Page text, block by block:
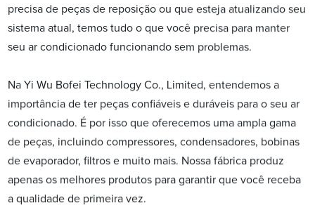
precisa de peças de reposição ou que esteja atualizando seu
sistema atual, temos tudo o que você precisa para manter
seu ar condicionado funcionando sem problemas.
Na Yi Wu Bofei Technology Co., Limited, entendemos a
importância de ter peças confiáveis e duráveis para o seu ar
condicionado. É por isso que oferecemos uma ampla gama
de peças, incluindo compressores, condensadores, bobinas
de evaporador, filtros e muito mais. Nossa fábrica produz
apenas os melhores produtos para garantir que você receba
a qualidade de primeira vez.